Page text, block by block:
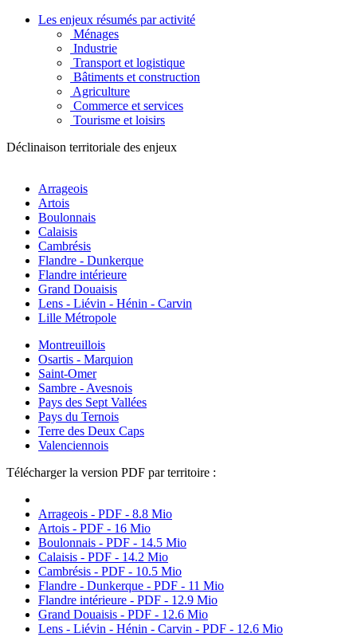
Les enjeux résumés par activité
Ménages
Industrie
Transport et logistique
Bâtiments et construction
Agriculture
Commerce et services
Tourisme et loisirs
Déclinaison territoriale des enjeux
Arrageois
Artois
Boulonnais
Calaisis
Cambrésis
Flandre - Dunkerque
Flandre intérieure
Grand Douaisis
Lens - Liévin - Hénin - Carvin
Lille Métropole
Montreuillois
Osartis - Marquion
Saint-Omer
Sambre - Avesnois
Pays des Sept Vallées
Pays du Ternois
Terre des Deux Caps
Valenciennois
Télécharger la version PDF par territoire :
Arrageois - PDF - 8.8 Mio
Artois - PDF - 16 Mio
Boulonnais - PDF - 14.5 Mio
Calaisis - PDF - 14.2 Mio
Cambrésis - PDF - 10.5 Mio
Flandre - Dunkerque - PDF - 11 Mio
Flandre intérieure - PDF - 12.9 Mio
Grand Douaisis - PDF - 12.6 Mio
Lens - Liévin - Hénin - Carvin - PDF - 12.6 Mio